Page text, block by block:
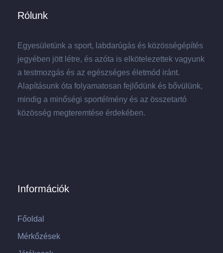
Rólunk
Egyesületünk a sport, labdarúgás és közösségépítés
jegyében jött létre, és azóta is elkötelezettek vagyunk
a testmozgás és az egészséges életmód iránt.
Alapításunk óta folyamatosan fejlődünk és bővülünk,
mindig a minőségi sportélmény és az összetartó
közösség megteremtése érdekében.
Információk
Főoldal
Mérkőzések